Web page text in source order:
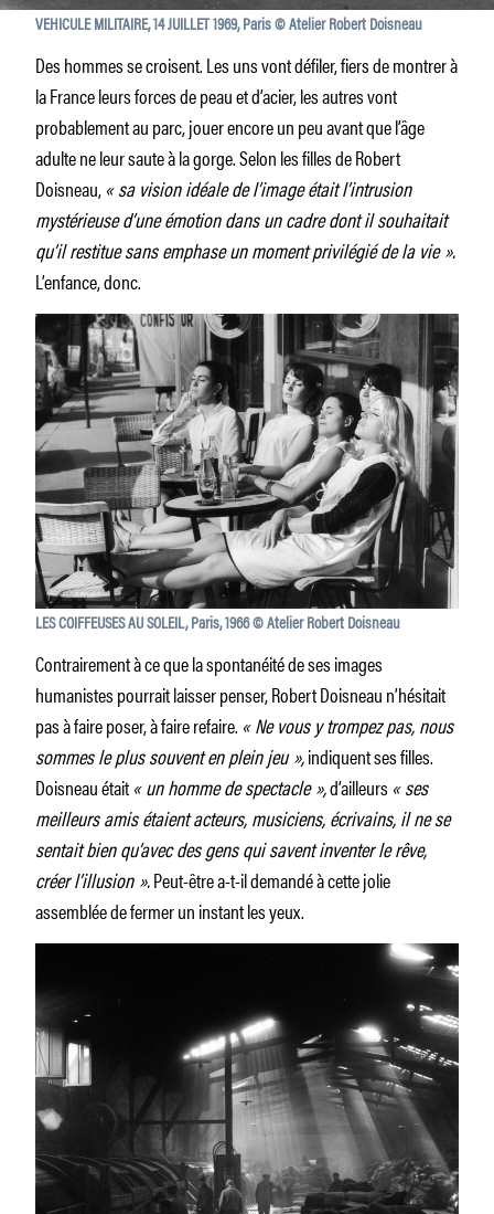
VEHICULE MILITAIRE, 14 JUILLET 1969, Paris © Atelier Robert Doisneau
Des hommes se croisent. Les uns vont défiler, fiers de montrer à
la France leurs forces de peau et d’acier, les autres vont
probablement au parc, jouer encore un peu avant que l’âge
adulte ne leur saute à la gorge. Selon les filles de Robert
Doisneau,« sa vision idéale de l’image était l’intrusion
mystérieuse d’une émotion dans un cadre dont il souhaitait
qu’il restitue sans emphase un moment privilégié de la vie ».
L’enfance, donc.
LES COIFFEUSES AU SOLEIL, Paris, 1966 © Atelier Robert Doisneau
Contrairement à ce que la spontanéité de ses images
humanistes pourrait laisser penser, Robert Doisneau n’hésitait
pas à faire poser, à faire refaire. « Ne vous y trompez pas, nous
sommes le plus souvent en plein jeu »,indiquent ses filles.
Doisneau était« un homme de spectacle »,d’ailleurs« ses
meilleurs amis étaient acteurs, musiciens, écrivains, il ne se
sentait bien qu’avec des gens qui savent inventer le rêve,
créer l’illusion ».Peut-être a-t-il demandé à cette jolie
assemblée de fermer un instant les yeux.